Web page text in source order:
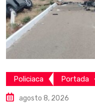
Policiaca Portada
agosto 8, 2026